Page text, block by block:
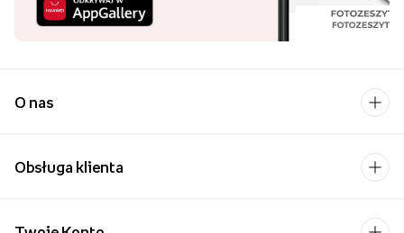
O nas
Obsługa klienta